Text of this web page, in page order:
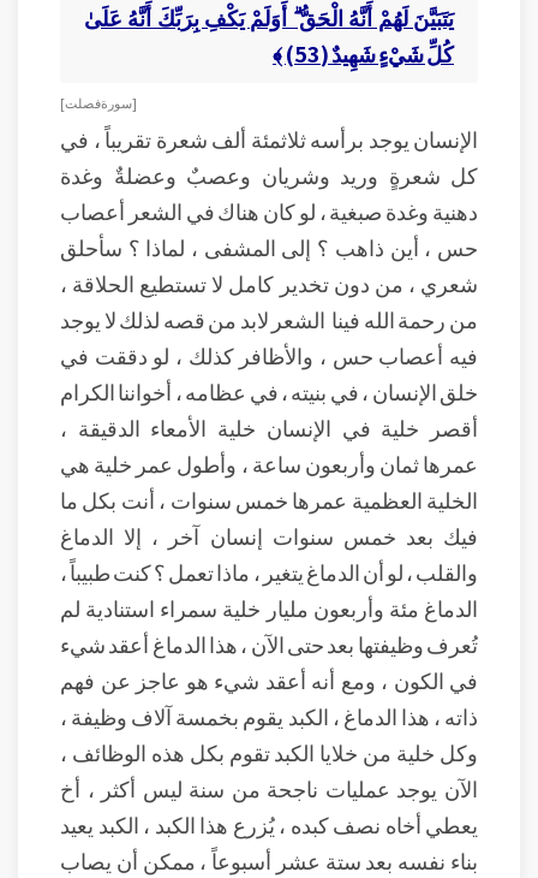
يَتَبَيَّنَ لَهُمْ أَنَّهُ الْحَقُّ ۗ أَوَلَمْ يَكْفِ بِرَبِّكَ أَنَّهُ عَلَىٰ
كُلِّ شَيْءٍ شَهِيدٌ (53) ﴾
[ سورة فصلت ]
الإنسان يوجد برأسه ثلاثمئة ألف شعرة تقريباً ، في
كل شعرةٍ وريد وشريان وعصبٌ وعضلةٌ وغدة
دهنية وغدة صبغية ، لو كان هناك في الشعر أعصاب
حس ، أين ذاهب ؟ إلى المشفى ، لماذا ؟ سأحلق
شعري ، من دون تخدير كامل لا تستطيع الحلاقة ،
من رحمة الله فينا الشعر لابد من قصه لذلك لا يوجد
فيه أعصاب حس ، والأظافر كذلك ، لو دققت في
خلق الإنسان ، في بنيته ، في عظامه ، أخواننا الكرام
أقصر خلية في الإنسان خلية الأمعاء الدقيقة ،
عمرها ثمان وأربعون ساعة ، وأطول عمر خلية هي
الخلية العظمية عمرها خمس سنوات ، أنت بكل ما
فيك بعد خمس سنوات إنسان آخر ، إلا الدماغ
والقلب ، لو أن الدماغ يتغير ، ماذا تعمل ؟ كنت طبيباً ،
الدماغ مئة وأربعون مليار خلية سمراء استنادية لم
تُعرف وظيفتها بعد حتى الآن ، هذا الدماغ أعقد شيء
في الكون ، ومع أنه أعقد شيء هو عاجز عن فهم
ذاته ، هذا الدماغ ، الكبد يقوم بخمسة آلاف وظيفة ،
وكل خلية من خلايا الكبد تقوم بكل هذه الوظائف ،
الآن يوجد عمليات ناجحة من سنة ليس أكثر ، أخ
يعطي أخاه نصف كبده ، يُزرع هذا الكبد ، الكبد يعيد
بناء نفسه بعد ستة عشر أسبوعاً ، ممكن أن يصاب